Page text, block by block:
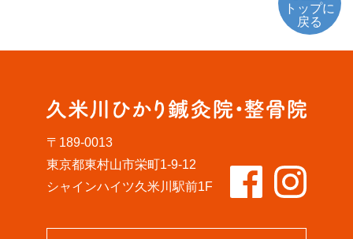
トップに
戻る
〒189-0013
東京都東村山市栄町1-9-12
シャインハイツ久米川駅前1F